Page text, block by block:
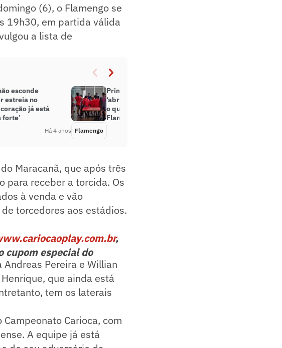
(6), o Flamengo se
19h30, em partida válida
a lista de
esconde
estreia no
já está
forte’
Há 4 anos
Primeira vez de Paulo Sousa,
‘abraço’ a Pedro, gramado e mais:
o que ficar de olho em Bangu x
Flamengo
Flamengo
Maracanã, que após três
para receber a torcida. Os
à venda e vão
torcedores aos estádios.
,
cupom especial do
Pereira e Willian
que ainda está
tem os laterais
Carioca, com
A equipe já está